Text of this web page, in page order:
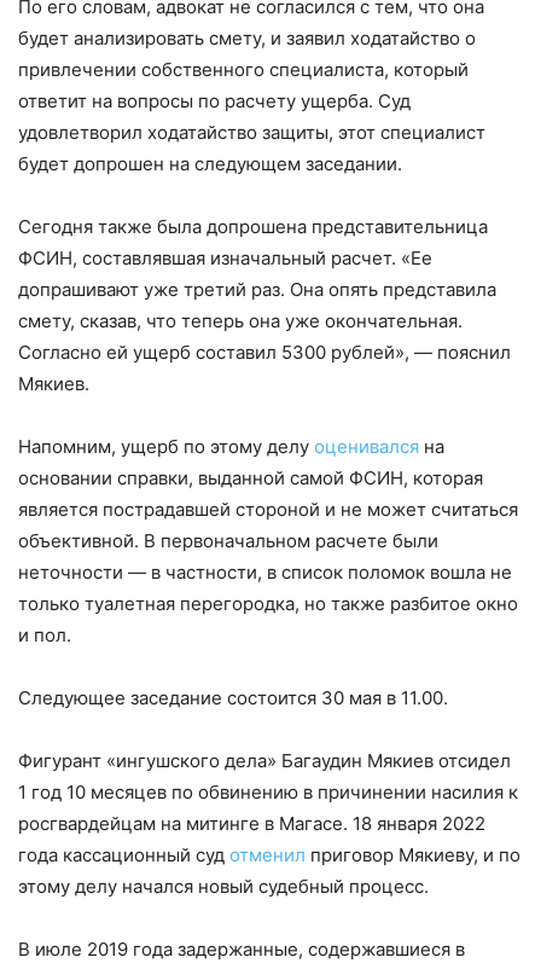
По его словам, адвокат не согласился с тем, что она
будет анализировать смету, и заявил ходатайство о
привлечении собственного специалиста, который
ответит на вопросы по расчету ущерба. Суд
удовлетворил ходатайство защиты, этот специалист
будет допрошен на следующем заседании.
Сегодня также была допрошена представительница
ФСИН, составлявшая изначальный расчет. «Ее
допрашивают уже третий раз. Она опять представила
смету, сказав, что теперь она уже окончательная.
Согласно ей ущерб составил 5300 рублей», — пояснил
Мякиев.
Напомним, ущерб по этому делу оценивался на
основании справки, выданной самой ФСИН, которая
является пострадавшей стороной и не может считаться
объективной. В первоначальном расчете были
неточности — в частности, в список поломок вошла не
только туалетная перегородка, но также разбитое окно
и пол.
Следующее заседание состоится 30 мая в 11.00.
Фигурант «ингушского дела» Багаудин Мякиев отсидел
1 год 10 месяцев по обвинению в причинении насилия к
росгвардейцам на митинге в Магасе. 18 января 2022
года кассационный суд отменил приговор Мякиеву, и по
этому делу начался новый судебный процесс.
В июле 2019 года задержанные, содержавшиеся в